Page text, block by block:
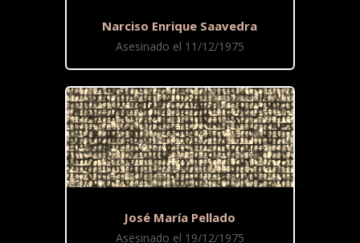
Narciso Enrique Saavedra
Asesinado el 11/12/1975
José María Pellado
Asesinado el 19/12/1975